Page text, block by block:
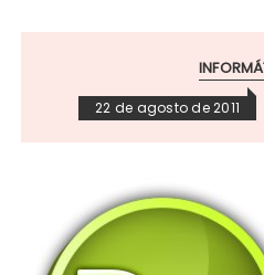
22 de agosto de 2011